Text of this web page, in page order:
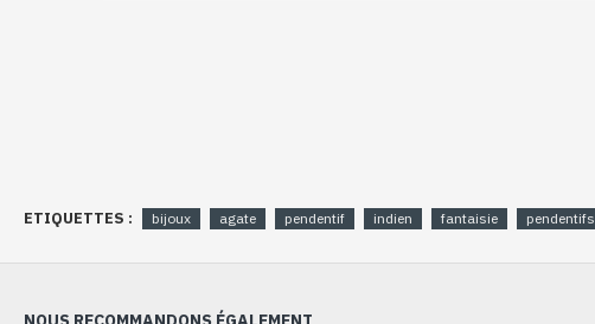
ETIQUETTES : bijoux agate pendentif indien fantaisie pendentifs